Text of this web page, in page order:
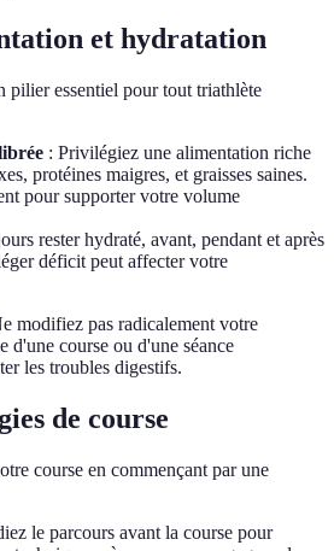
et hydratation
pilier essentiel pour tout triathlète
: Privilégiez une alimentation riche
protéines maigres, et graisses saines.
pour supporter votre volume
rester hydraté, avant, pendant et après
déficit peut affecter votre
modifiez pas radicalement votre
d'une course ou d'une séance
les troubles digestifs.
de course
course en commençant par une
le parcours avant la course pour